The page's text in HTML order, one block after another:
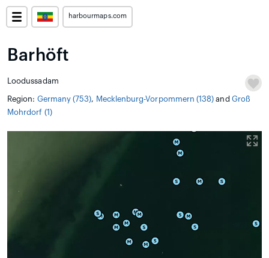
harbourmaps.com
Barhöft
Loodussadam
Region: Germany (753), Mecklenburg-Vorpommern (138) and Groß
Mohrdorf (1)